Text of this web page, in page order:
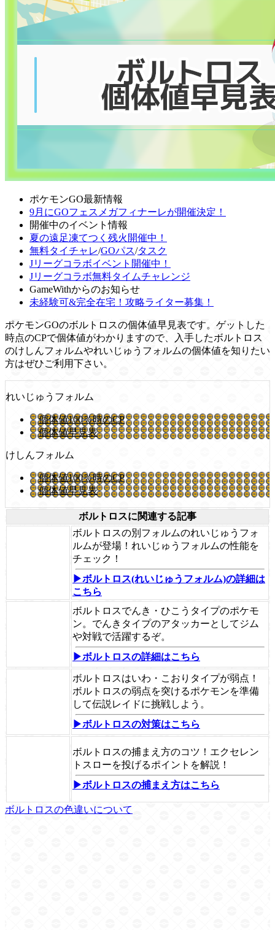
ポケモンGO最新情報
9月にGOフェスメガフィナーレが開催決定！
開催中のイベント情報
夏の遠足凍てつく残火開催中！
無料タイチャレ/GOパス/タスク
Jリーグコラボイベント開催中！
Jリーグコラボ無料タイムチャレンジ
GameWithからのお知らせ
未経験可&完全在宅！攻略ライター募集！
ポケモンGOのボルトロスの個体値早見表です。ゲットした
時点のCPで個体値がわかりますので、入手したボルトロス
のけしんフォルムやれいじゅうフォルムの個体値を知りたい
方はぜひご利用下さい。
れいじゅうフォルム
個体値100％時のCP
個体値早見表
けしんフォルム
個体値100％時のCP
個体値早見表
ボルトロスに関連する記事
ボルトロスの別フォルムのれいじゅうフォ
ルムが登場！れいじゅうフォルムの性能を
チェック！
▶ボルトロス(れいじゅうフォルム)の詳細は
こちら
ボルトロスでんき・ひこうタイプのポケモ
ン。でんきタイプのアタッカーとしてジム
や対戦で活躍するぞ。
▶ボルトロスの詳細はこちら
ボルトロスはいわ・こおりタイプが弱点！
ボルトロスの弱点を突けるポケモンを準備
して伝説レイドに挑戦しよう。
▶ボルトロスの対策はこちら
ボルトロスの捕まえ方のコツ！エクセレン
トスローを投げるポイントを解説！
▶ボルトロスの捕まえ方はこちら
ボルトロスの色違いについて